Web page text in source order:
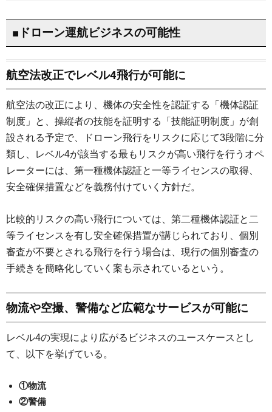
■ドローン運航ビジネスの可能性
航空法改正でレベル4飛行が可能に
航空法の改正により、機体の安全性を認証する「機体認証
制度」と、操縦者の技能を証明する「技能証明制度」が創
設される予定で、ドローン飛行をリスクに応じて3段階に分
類し、レベル4が該当する最もリスクが高い飛行を行うオペ
レーターには、第一種機体認証と一等ライセンスの取得、
安全確保措置などを義務付けていく方針だ。
比較的リスクの高い飛行については、第二種機体認証と二
等ライセンスを有し安全確保措置が講じられており、個別
審査が不要とされる飛行を行う場合は、現行の個別審査の
手続きを簡略化していく案も示されているという。
物流や空撮、警備など広範なサービスが可能に
レベル4の実現により広がるビジネスのユースケースとし
て、以下を挙げている。
①物流
②警備